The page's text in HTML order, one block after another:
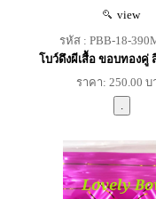
view
รหัส : PBB-18-
โบว์ดึงผีเสื้อ ขอบทองคู่
ราคา: 250.00 บ